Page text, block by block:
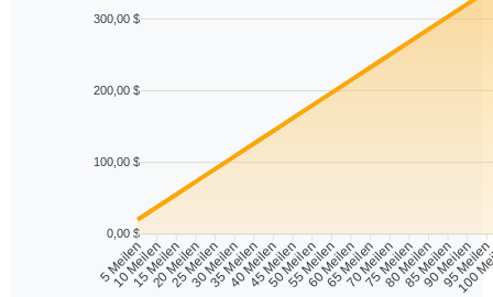
300,00 $
200,00 $
100,00 $
0,00 $
5 Meilen
10 Meilen
15 Meilen
20 Meilen
25 Meilen
30 Meilen
35 Meilen
40 Meilen
45 Meilen
50 Meilen
55 Meilen
60 Meilen
65 Meilen
70 Meilen
75 Meilen
80 Meilen
85 Meilen
90 Meilen
95 Meilen
100